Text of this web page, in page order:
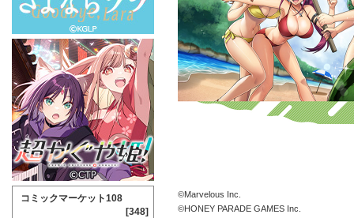
©Marvelous Inc.
©HONEY PARADE GAMES Inc.
コミックマーケット108
[348]